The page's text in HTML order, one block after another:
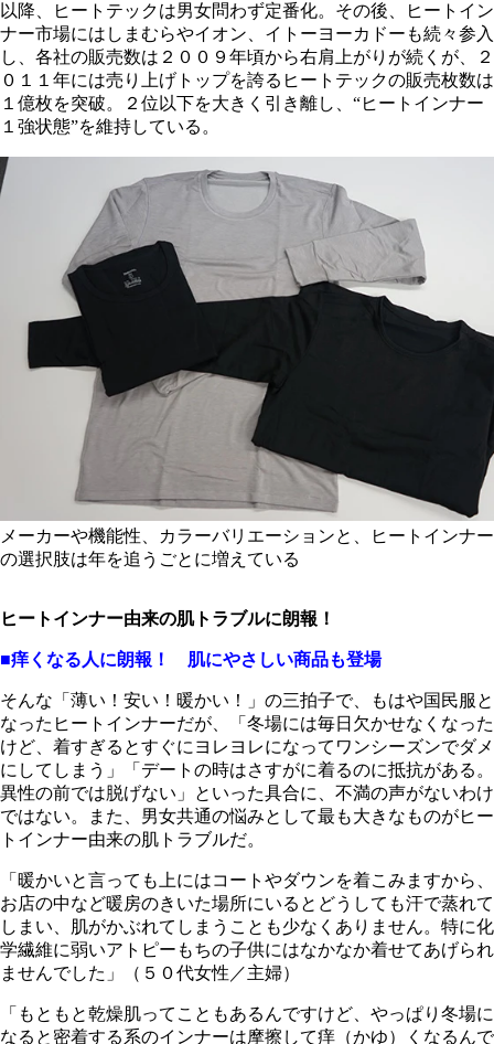
以降、ヒートテックは男女問わず定番化。その後、ヒートイン
ナー市場にはしまむらやイオン、イトーヨーカドーも続々参入
し、各社の販売数は２００９年頃から右肩上がりが続くが、２
０１１年には売り上げトップを誇るヒートテックの販売枚数は
１億枚を突破。２位以下を大きく引き離し、“ヒートインナー
１強状態”を維持している。
メーカーや機能性、カラーバリエーションと、ヒートインナー
の選択肢は年を追うごとに増えている
ヒートインナー由来の肌トラブルに朗報！
■痒くなる人に朗報！ 肌にやさしい商品も登場
そんな「薄い！安い！暖かい！」の三拍子で、もはや国民服と
なったヒートインナーだが、「冬場には毎日欠かせなくなった
けど、着すぎるとすぐにヨレヨレになってワンシーズンでダメ
にしてしまう」「デートの時はさすがに着るのに抵抗がある。
異性の前では脱げない」といった具合に、不満の声がないわけ
ではない。また、男女共通の悩みとして最も大きなものがヒー
トインナー由来の肌トラブルだ。
「暖かいと言っても上にはコートやダウンを着こみますから、
お店の中など暖房のきいた場所にいるとどうしても汗で蒸れて
しまい、肌がかぶれてしまうことも少なくありません。特に化
学繊維に弱いアトピーもちの子供にはなかなか着せてあげられ
ませんでした」（５０代女性／主婦）
「もともと乾燥肌ってこともあるんですけど、やっぱり冬場に
なると密着する系のインナーは摩擦して痒（かゆ）くなるんで